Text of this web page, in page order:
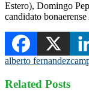
Estero), Domingo
candidato
alberto fernandez
Related Posts